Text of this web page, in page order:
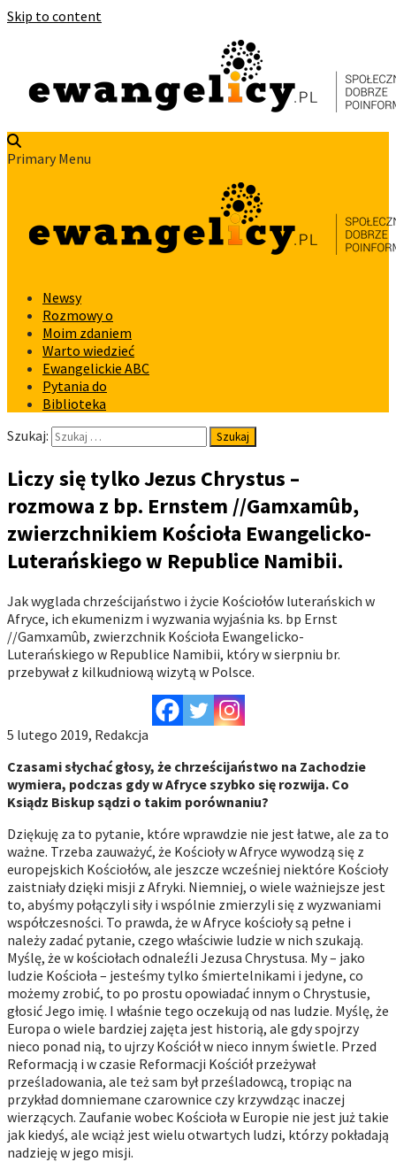
Skip to content
Primary Menu
Newsy
Rozmowy o
Moim zdaniem
Warto wiedzieć
Ewangelickie ABC
Pytania do
Biblioteka
Szukaj:
Liczy się tylko Jezus Chrystus –
rozmowa z bp. Ernstem //Gamxamûb,
zwierzchnikiem Kościoła Ewangelicko-
Luterańskiego w Republice Namibii.
Jak wyglada chrześcijaństwo i życie Kościołów luterańskich w
Afryce, ich ekumenizm i wyzwania wyjaśnia ks. bp Ernst
//Gamxamûb, zwierzchnik Kościoła Ewangelicko-
Luterańskiego w Republice Namibii, który w sierpniu br.
przebywał z kilkudniową wizytą w Polsce.
5 lutego 2019, Redakcja
Czasami słychać głosy, że chrześcijaństwo na Zachodzie
wymiera, podczas gdy w Afryce szybko się rozwija. Co
Ksiądz Biskup sądzi o takim porównaniu?
Dziękuję za to pytanie, które wprawdzie nie jest łatwe, ale za to
ważne. Trzeba zauważyć, że Kościoły w Afryce wywodzą się z
europejskich Kościołów, ale jeszcze wcześniej niektóre Kościoły
zaistniały dzięki misji z Afryki. Niemniej, o wiele ważniejsze jest
to, abyśmy połączyli siły i wspólnie zmierzyli się z wyzwaniami
współczesności. To prawda, że w Afryce kościoły są pełne i
należy zadać pytanie, czego właściwie ludzie w nich szukają.
Myślę, że w kościołach odnaleźli Jezusa Chrystusa. My – jako
ludzie Kościoła – jesteśmy tylko śmiertelnikami i jedyne, co
możemy zrobić, to po prostu opowiadać innym o Chrystusie,
głosić Jego imię. I właśnie tego oczekują od nas ludzie. Myślę, że
Europa o wiele bardziej zajęta jest historią, ale gdy spojrzy
nieco ponad nią, to ujrzy Kościół w nieco innym świetle. Przed
Reformacją i w czasie Reformacji Kościół przeżywał
prześladowania, ale też sam był prześladowcą, tropiąc na
przykład domniemane czarownice czy krzywdząc inaczej
wierzących. Zaufanie wobec Kościoła w Europie nie jest już takie
jak kiedyś, ale wciąż jest wielu otwartych ludzi, którzy pokładają
nadzieję w jego misji.